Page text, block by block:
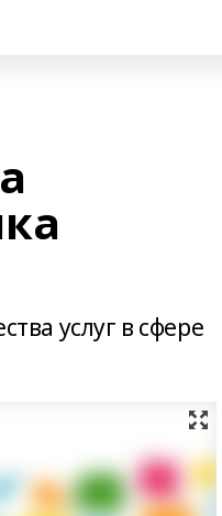
услуг в сфере